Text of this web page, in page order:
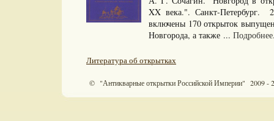
XX века.". Санкт-
включены 170 открыток
Новгорода, а также ...
Литература об открытках
© "Антикварные открытки Российской Империи" 2009 -